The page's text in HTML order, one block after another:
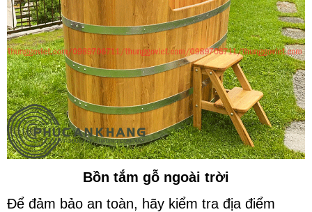
Bồn tắm gỗ ngoài trời
Để đảm bảo an toàn, hãy kiểm tra địa điểm